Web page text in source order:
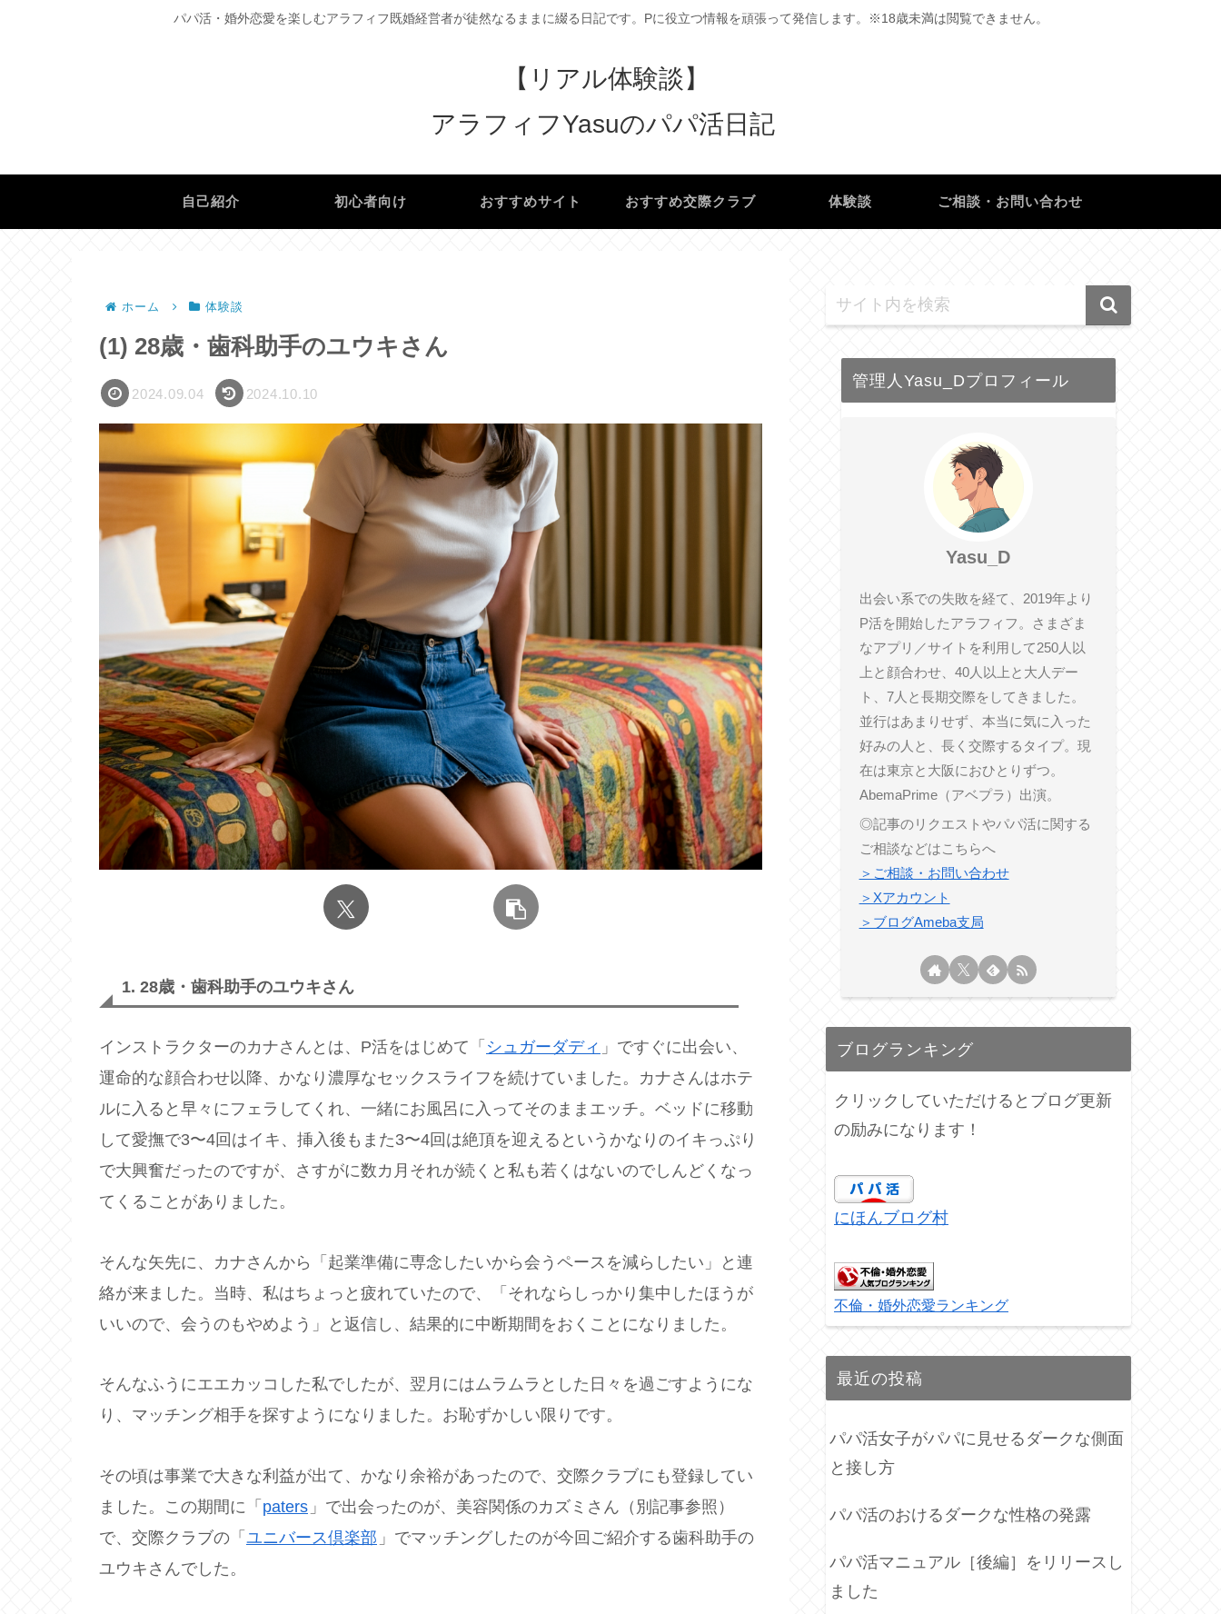
パパ活・婚外恋愛を楽しむアラフィフ既婚経営者が徒然なるままに綴る日記です。Pに役立つ情報を頑張って発信します。※18歳未満は閲覧できません。
【リアル体験談】
アラフィフYasuのパパ活日記
自己紹介 初心者向け おすすめサイト おすすめ交際クラブ 体験談 ご相談・お問い合わせ
ホーム 体験談
(1) 28歳・歯科助手のユウキさん
2024.09.04 2024.10.10
1. 28歳・歯科助手のユウキさん
インストラクターのカナさんとは、P活をはじめて「 シュガーダディ 」ですぐに出会い、
運命的な顔合わせ以降、かなり濃厚なセックスライフを続けていました。カナさんはホテ
ルに入ると早々にフェラしてくれ、一緒にお風呂に入ってそのままエッチ。ベッドに移動
して愛撫で3〜4回はイキ、挿入後もまた3〜4回は絶頂を迎えるというかなりのイキっぷり
で大興奮だったのですが、さすがに数カ月それが続くと私も若くはないのでしんどくなっ
てくることがありました。
そんな矢先に、カナさんから「起業準備に専念したいから会うペースを減らしたい」と連
絡が来ました。当時、私はちょっと疲れていたので、「それならしっかり集中したほうが
いいので、会うのもやめよう」と返信し、結果的に中断期間をおくことになりました。
そんなふうにエエカッコした私でしたが、翌月にはムラムラとした日々を過ごすようにな
り、マッチング相手を探すようになりました。お恥ずかしい限りです。
その頃は事業で大きな利益が出て、かなり余裕があったので、交際クラブにも登録してい
ました。この期間に「 paters 」で出会ったのが、美容関係のカズミさん（別記事参照）
で、交際クラブの「 ユニバース倶楽部 」でマッチングしたのが今回ご紹介する歯科助手の
ユウキさんでした。
管理人Yasu_Dプロフィール
Yasu_D
出会い系での失敗を経て、2019年より
P活を開始したアラフィフ。さまざま
なアプリ／サイトを利用して250人以
上と顔合わせ、40人以上と大人デー
ト、7人と長期交際をしてきました。
並行はあまりせず、本当に気に入った
好みの人と、長く交際するタイプ。現
在は東京と大阪におひとりずつ。
AbemaPrime（アベプラ）出演。
◎記事のリクエストやパパ活に関する
ご相談などはこちらへ
＞ご相談・お問い合わせ
＞Xアカウント
＞ブログAmeba支局
ブログランキング
クリックしていただけるとブログ更新
の励みになります！
にほんブログ村
不倫・婚外恋愛ランキング
最近の投稿
パパ活女子がパパに見せるダークな側面
と接し方
パパ活のおけるダークな性格の発露
パパ活マニュアル［後編］をリリースし
ました